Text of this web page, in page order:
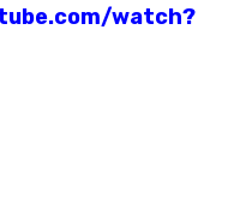
watch?